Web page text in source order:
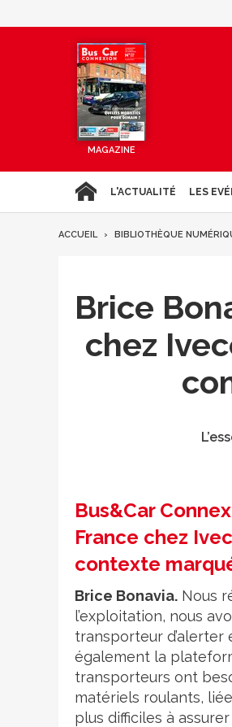
MAGAZINE
L'ACTUALITÉ LES
ACCUEIL BIBLIOTHÈQUE
Brice
chez
Bus&Car
France chez
contexte
Brice Bonavia. Nous
l’exploitation, nous
transporteur
également la
transporteurs ont
matériels roulants,
plus difficiles à